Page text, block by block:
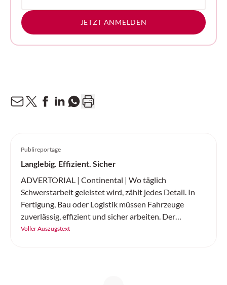
JETZT ANMELDEN
Publireportage
Langlebig. Effizient. Sicher
ADVERTORIAL | Continental | Wo täglich
Schwerstarbeit geleistet wird, zählt jedes Detail. In
Fertigung, Bau oder Logistik müssen Fahrzeuge
zuverlässig, effizient und sicher arbeiten. Der
«SC20+» von Continental ist ein robuster
Voller Auszugstext